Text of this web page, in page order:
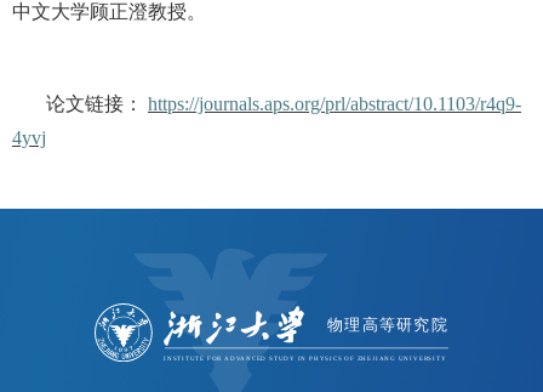
中文大学顾正澄教授。
论文链接 ：
https://journals.aps.org/prl/abstract/10.1103/r4q9-
4yvj